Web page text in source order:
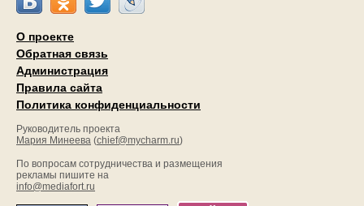
О проекте
Обратная связь
Администрация
Правила сайта
Политика конфиденциальности
Руководитель проекта
Мария Минеева (chief@mycharm.ru)
По вопросам сотрудничества и размещения
рекламы пишите на
info@mediafort.ru